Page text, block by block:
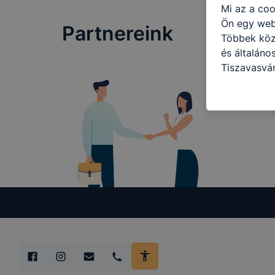
Partnereink
Mi az a
Ön egy
Többek
és
honlapot
használja
általában
tétele, a